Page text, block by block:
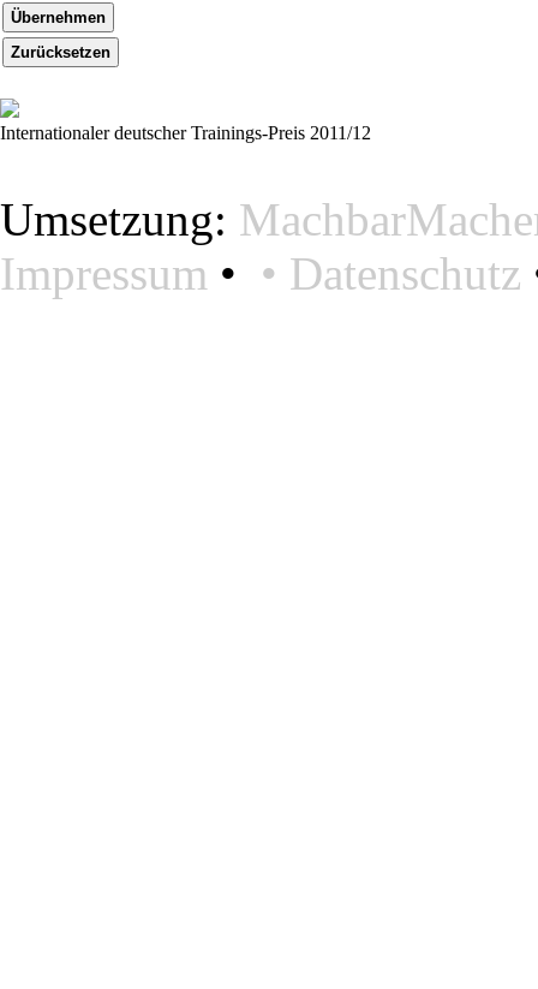
Internationaler deutscher Trainings-Preis 2011/12
Umsetzung:
Impressum • • Datenschutz